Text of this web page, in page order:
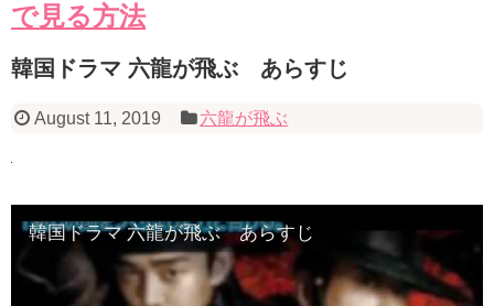
で見る方法
韓国ドラマ 六龍が飛ぶ あらすじ
August 11, 2019 六龍が飛ぶ
韓国ドラマ 六龍が飛ぶ あらすじ